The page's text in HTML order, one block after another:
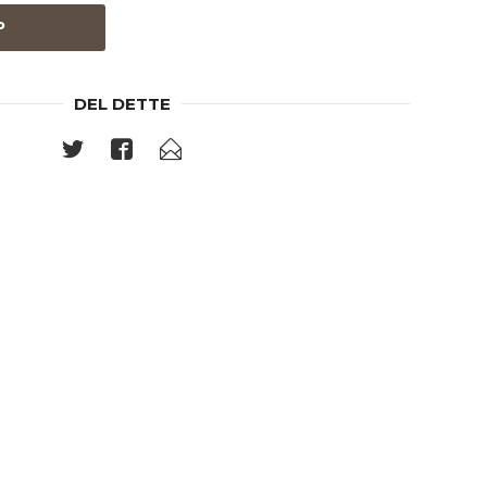
DEL DETTE